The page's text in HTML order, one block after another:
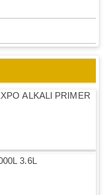
ALKALI PRIMER
3.6L